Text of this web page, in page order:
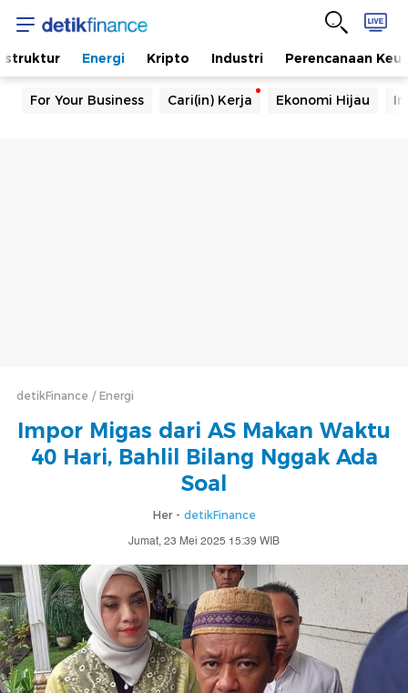
Energi Kripto Industri Perencanaan
For Your Business Cari(in) Kerja Ekonomi Hijau
detikFinance Energi
Impor Migas dari AS Makan Waktu
40 Hari, Bahlil Bilang Nggak Ada
Soal
Her - detikFinance
Jumat, 23 Mei 2025 15:39 WIB